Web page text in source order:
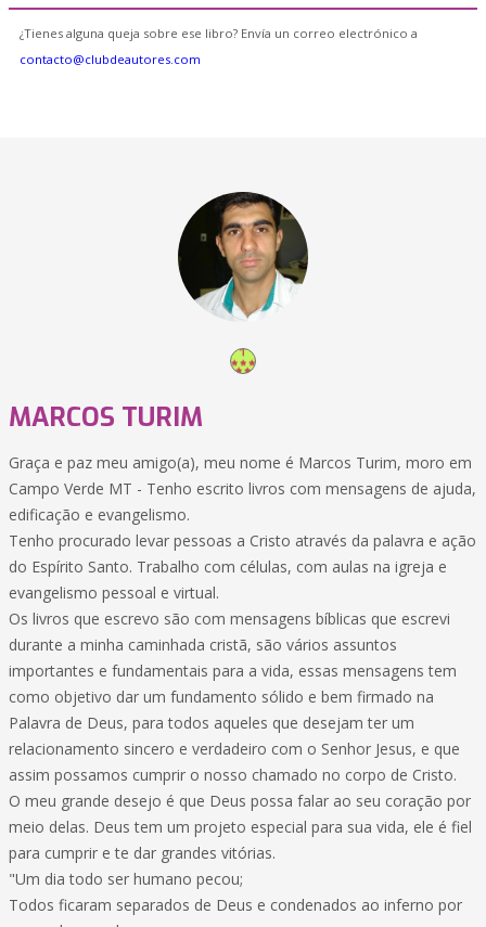
¿Tienes alguna queja sobre ese libro? Envía un correo electrónico a
contacto@clubdeautores.com
MARCOS TURIM
Graça e paz meu amigo(a), meu nome é Marcos Turim, moro em
Campo Verde MT - Tenho escrito livros com mensagens de ajuda,
edificação e evangelismo.
Tenho procurado levar pessoas a Cristo através da palavra e ação
do Espírito Santo. Trabalho com células, com aulas na igreja e
evangelismo pessoal e virtual.
Os livros que escrevo são com mensagens bíblicas que escrevi
durante a minha caminhada cristã, são vários assuntos
importantes e fundamentais para a vida, essas mensagens tem
como objetivo dar um fundamento sólido e bem firmado na
Palavra de Deus, para todos aqueles que desejam ter um
relacionamento sincero e verdadeiro com o Senhor Jesus, e que
assim possamos cumprir o nosso chamado no corpo de Cristo.
O meu grande desejo é que Deus possa falar ao seu coração por
meio delas. Deus tem um projeto especial para sua vida, ele é fiel
para cumprir e te dar grandes vitórias.
"Um dia todo ser humano pecou;
Todos ficaram separados de Deus e condenados ao inferno por